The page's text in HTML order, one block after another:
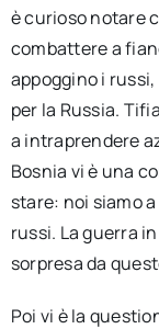
è curioso notare
combattere a
appoggino i
per la Russia.
a intraprendere
Bosnia vi è una
stare: noi siamo
russi. La guerra
sorpresa da
Poi vi è la